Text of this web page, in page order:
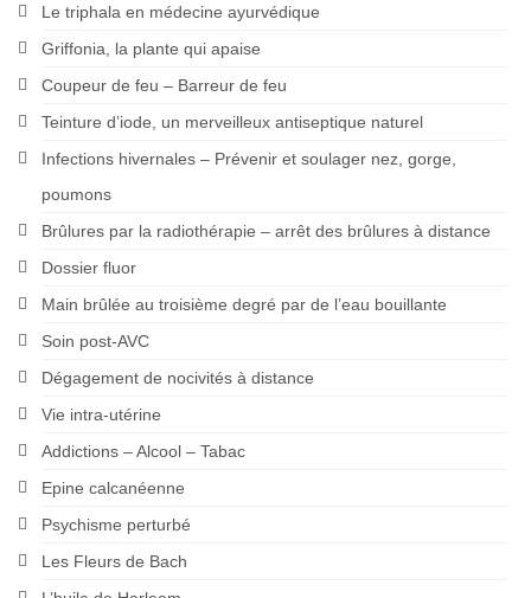
Le triphala en médecine ayurvédique
Griffonia, la plante qui apaise
Coupeur de feu – Barreur de feu
Teinture d’iode, un merveilleux antiseptique naturel
Infections hivernales – Prévenir et soulager nez, gorge,
poumons
Brûlures par la radiothérapie – arrêt des brûlures à distance
Dossier fluor
Main brûlée au troisième degré par de l’eau bouillante
Soin post-AVC
Dégagement de nocivités à distance
Vie intra-utérine
Addictions – Alcool – Tabac
Epine calcanéenne
Psychisme perturbé
Les Fleurs de Bach